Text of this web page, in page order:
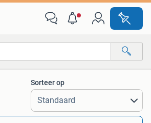
Alle afstanden…
Sorteer op